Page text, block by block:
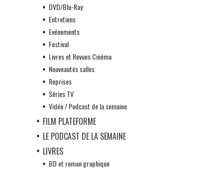
DVD/Blu-Ray
Entretiens
Evénements
Festival
Livres et Revues Cinéma
Nouveautés salles
Reprises
Séries TV
Vidéo / Podcast de la semaine
FILM PLATEFORME
LE PODCAST DE LA SEMAINE
LIVRES
BD et roman graphique